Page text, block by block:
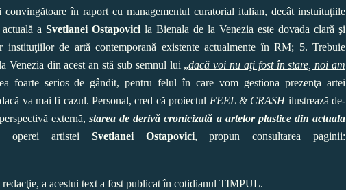
în raport cu managementul curatorial italian, decât instuituţiile
a Svetlanei Ostapovici la Bienala de la Venezia este dovada clară şi
de artă contemporană existente actualmente în RM; 5. Trebuie
Venezia din acest an stă sub semnul lui „dacă voi nu aţi fost în stare, noi am
foarte serios de gândit, pentru felul în care vom gestiona prezenţa artei
va mai fi cazul. Personal, cred că proiectul FEEL & CRASH ilustrează de-
externă, starea de derivă cronicizată a artelor plastice din actuala
artistei Svetlanei Ostapovici, propun consultarea paginii:
a acestui text a fost publicat în cotidianul TIMPUL.